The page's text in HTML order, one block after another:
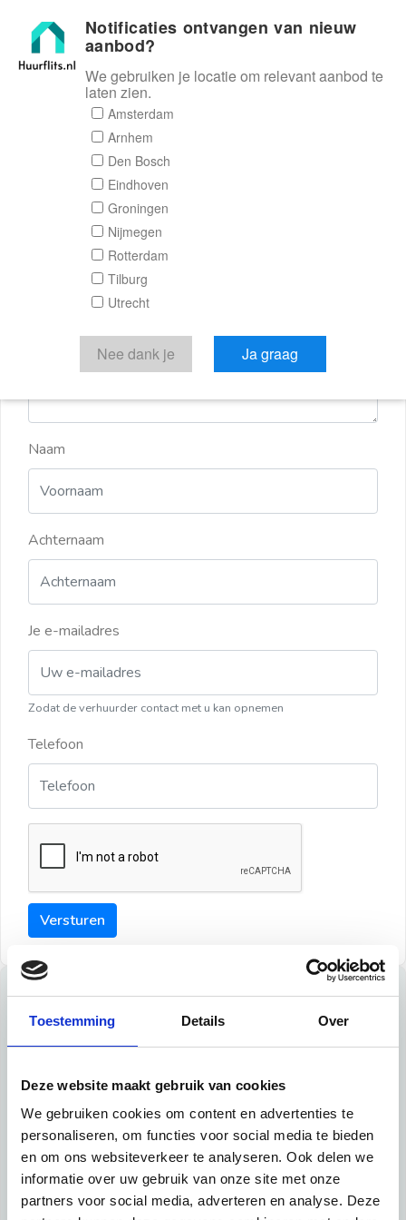
Toestemming Details Over
Deze website maakt gebruik van cookies
We gebruiken cookies om content en advertenties te
personaliseren, om functies voor social media te bieden
en om ons websiteverkeer te analyseren. Ook delen we
informatie over uw gebruik van onze site met onze
partners voor social media, adverteren en analyse. Deze
Huurflits
Reactieformulier
Huurflits
Verstuur je bericht
Door een bericht te sturen kom je in contact met de
aanbieder of makelaar van de woning.
Naam
Achternaam
Je e-mailadres
Zodat de verhuurder contact met u kan opnemen
Telefoon
Versturen
Tips
Tip 1:
Schrijf een duidelijke introductie en geef de volgende
informatie mee:
Ben je student, werkachtig of werkzoekend
Notificaties ontvangen van nieuw
aanbod?
We gebruiken je locatie om relevant aanbod te
laten zien.
Amsterdam
Arnhem
Den Bosch
Eindhoven
Groningen
Nijmegen
Rotterdam
Tilburg
Utrecht
Nee dank je Ja graag